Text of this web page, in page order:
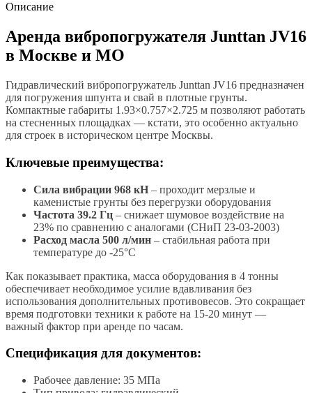
Описание
Аренда вибропогружателя Junttan JV16
в Москве и МО
Гидравлический вибропогружатель Junttan JV16 предназначен
для погружения шпунта и свай в плотные грунты.
Компактные габариты 1.93×0.757×2.725 м позволяют работать
на стесненных площадках — кстати, это особенно актуально
для строек в историческом центре Москвы.
Ключевые преимущества:
Сила вибрации 968 кН – проходит мерзлые и
каменистые грунты без перегрузки оборудования
Частота 39.2 Гц – снижает шумовое воздействие на
23% по сравнению с аналогами (СНиП 23-03-2003)
Расход масла 500 л/мин – стабильная работа при
температуре до -25°C
Как показывает практика, масса оборудования в 4 тонны
обеспечивает необходимое усилие вдавливания без
использования дополнительных противовесов. Это сокращает
время подготовки техники к работе на 15-20 минут —
важный фактор при аренде по часам.
Спецификация для документов:
Рабочее давление: 35 МПа